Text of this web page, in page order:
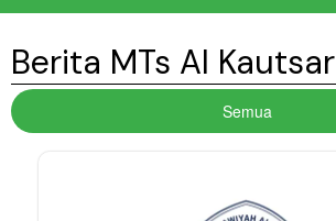
Berita MTs Al Kautsar
Semua